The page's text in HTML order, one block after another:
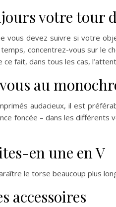
votre tour
vous devez suivre si votre
concentrez-vous sur le
fait, dans tous les cas,
au
audacieux, il est
foncée – dans les
en une en V
le torse beaucoup plus
accessoires